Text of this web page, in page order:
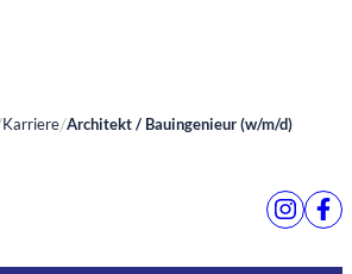
Karriere Architekt / Bauingenieur (w/m/d)